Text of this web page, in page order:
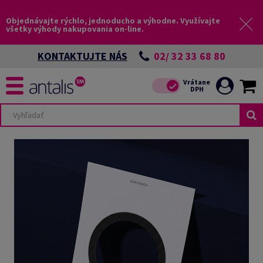
Objednávajte rýchlo, jednoducho a výhodne. Využívajte
všetky výhody nakupovania on-line.
KONTAKTUJTE NÁS 02/ 32 33 68 80